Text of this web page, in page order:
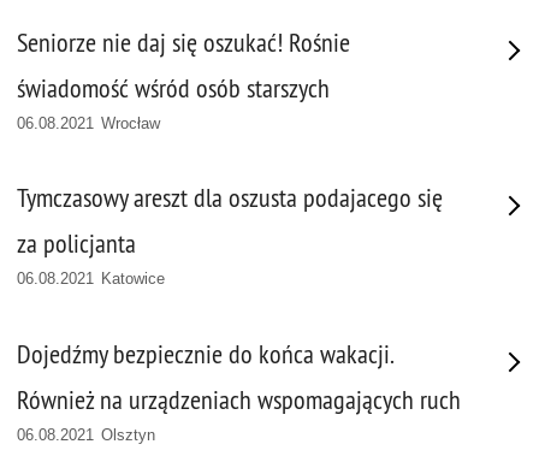
Seniorze nie daj się oszukać! Rośnie
świadomość wśród osób starszych
06.08.2021 Wrocław
Tymczasowy areszt dla oszusta podajacego się
za policjanta
06.08.2021 Katowice
Dojedźmy bezpiecznie do końca wakacji.
Również na urządzeniach wspomagających ruch
06.08.2021 Olsztyn